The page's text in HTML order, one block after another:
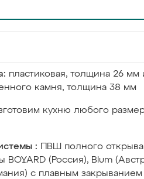
пластиковая, толщина 26
камня, толщина 38 мм
кухню любого
:
ПВШ полного
BOYARD (Россия), Blum
с плавным